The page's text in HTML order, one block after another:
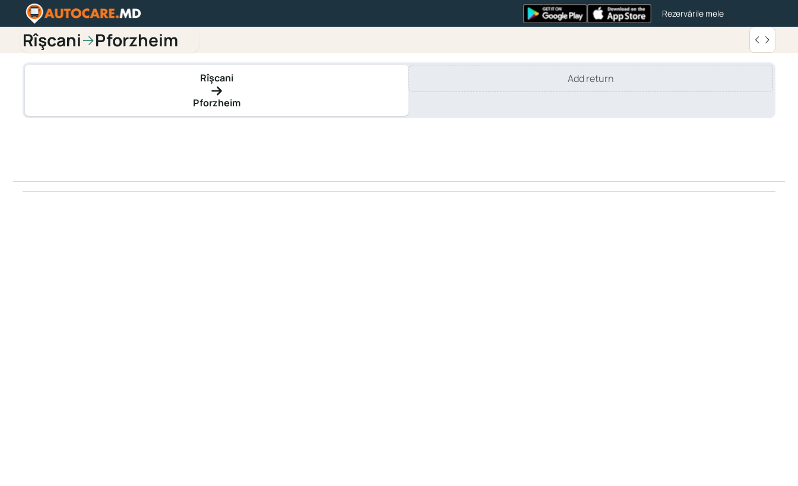
Rezervările mele
Rîşcani→Pforzheim
Rîşcani
Pforzheim
Add return